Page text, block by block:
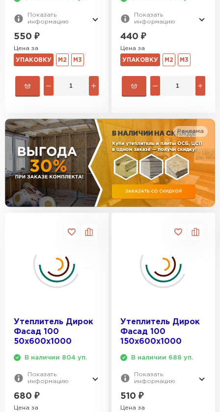
Показать
информацию
550 ₽
Цена за
УПАКОВКУ М2 М3
Показать
информацию
440 ₽
Цена за
УПАКОВКУ М2 М3
Реклама
Утеплитель Дирок
Фасад 100
50х600х1000
В наличии 804 уп.
Показать
информацию
680 ₽
Цена за
Утеплитель Дирок
Фасад 100
150х600х1000
В наличии 688 уп.
Показать
информацию
510 ₽
Цена за
ПЕРЕЙТИ
Утеплитель Изомин
Рулонная кровля Брит
ПЕРЕЙТИ
Утеплитель Knauf
ПЕРЕЙТИ
Утеплитель Paroc
ПЕРЕЙТИ
Утеплитель Penoplex